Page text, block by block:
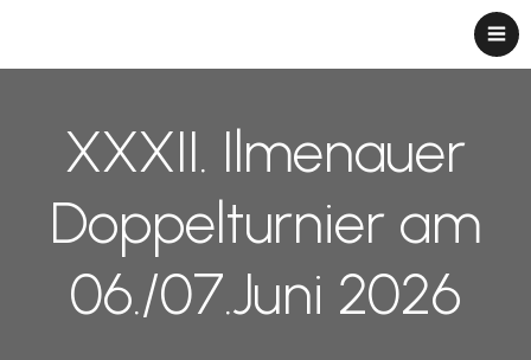
XXXII. Ilmenauer
Doppelturnier am
06./07.Juni 2026